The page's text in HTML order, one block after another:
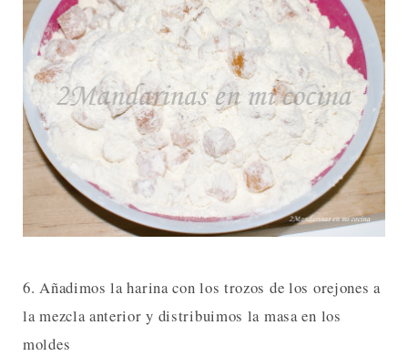
6. Añadimos la harina con los trozos de los orejones a
la mezcla anterior y distribuimos la masa en los
moldes